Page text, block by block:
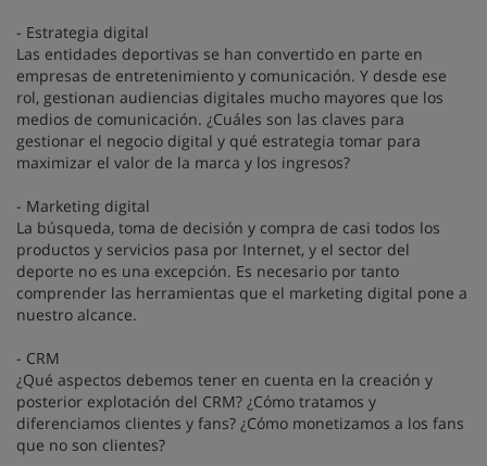
- Estrategia digital
Las entidades deportivas se han convertido en parte en
empresas de entretenimiento y comunicación. Y desde ese
rol, gestionan audiencias digitales mucho mayores que los
medios de comunicación. ¿Cuáles son las claves para
gestionar el negocio digital y qué estrategia tomar para
maximizar el valor de la marca y los ingresos?
- Marketing digital
La búsqueda, toma de decisión y compra de casi todos los
productos y servicios pasa por Internet, y el sector del
deporte no es una excepción. Es necesario por tanto
comprender las herramientas que el marketing digital pone a
nuestro alcance.
- CRM
¿Qué aspectos debemos tener en cuenta en la creación y
posterior explotación del CRM? ¿Cómo tratamos y
diferenciamos clientes y fans? ¿Cómo monetizamos a los fans
que no son clientes?